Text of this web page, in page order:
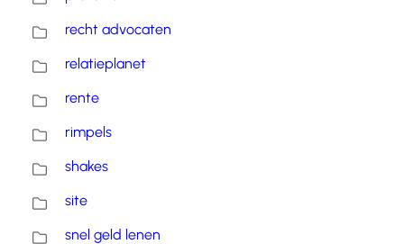
recht advocaten
relatieplanet
rente
rimpels
shakes
site
snel geld lenen